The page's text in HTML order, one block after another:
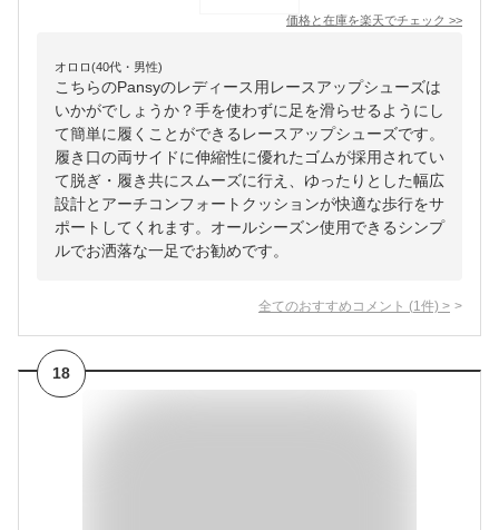
価格と在庫を楽天でチェック >>
オロロ(40代・男性)
こちらのPansyのレディース用レースアップシューズは
いかがでしょうか？手を使わずに足を滑らせるようにし
て簡単に履くことができるレースアップシューズです。
履き口の両サイドに伸縮性に優れたゴムが採用されてい
て脱ぎ・履き共にスムーズに行え、ゆったりとした幅広
設計とアーチコンフォートクッションが快適な歩行をサ
ポートしてくれます。オールシーズン使用できるシンプ
ルでお洒落な一足でお勧めです。
全てのおすすめコメント (1 件) >
18